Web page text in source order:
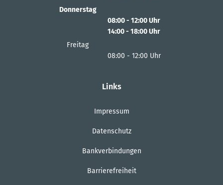
Donnerstag
08:00- 12:00Uhr
Von 08:00 bis 12:00 Uhr
14:00- 18:00Uhr
Freitag
08:00 - 12:00 Uhr
Links
Impressum
Datenschutz
Bankverbindungen
Barrierefreiheit